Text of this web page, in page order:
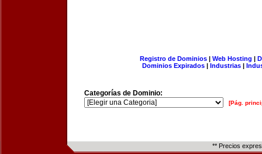
Registro de Dominios| Web Hosting |
Dominios Expirados | Industrias |
Categorías de Dominio:
[Pág.
** Precios